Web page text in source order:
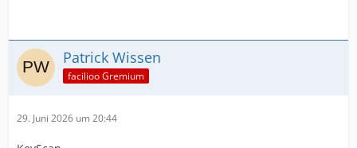
Patrick Wissen
facilioo Gremium
29. Juni 2026 um 20:44